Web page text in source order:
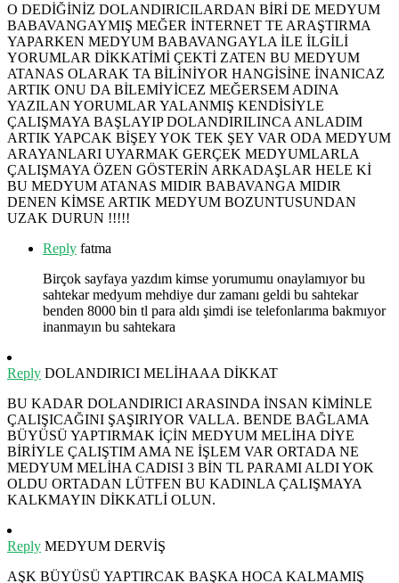
O DEDİĞİNİZ DOLANDIRICILARDAN BİRİ DE MEDYUM
BABAVANGAYMIŞ MEĞER İNTERNET TE ARAŞTIRMA
YAPARKEN MEDYUM BABAVANGAYLA İLE İLGİLİ
YORUMLAR DİKKATİMİ ÇEKTİ ZATEN BU MEDYUM
ATANAS OLARAK TA BİLİNİYOR HANGİSİNE İNANICAZ
ARTIK ONU DA BİLEMİYİCEZ MEĞERSEM ADINA
YAZILAN YORUMLAR YALANMIŞ KENDİSİYLE
ÇALIŞMAYA BAŞLAYIP DOLANDIRILINCA ANLADIM
ARTIK YAPCAK BİŞEY YOK TEK ŞEY VAR ODA MEDYUM
ARAYANLARI UYARMAK GERÇEK MEDYUMLARLA
ÇALIŞMAYA ÖZEN GÖSTERİN ARKADAŞLAR HELE Kİ
BU MEDYUM ATANAS MIDIR BABAVANGA MIDIR
DENEN KİMSE ARTIK MEDYUM BOZUNTUSUNDAN
UZAK DURUN !!!!!
Reply fatma
Birçok sayfaya yazdım kimse yorumumu onaylamıyor bu
sahtekar medyum mehdiye dur zamanı geldi bu sahtekar
benden 8000 bin tl para aldı şimdi ise telefonlarıma bakmıyor
inanmayın bu sahtekara
Reply DOLANDIRICI MELİHAAA DİKKAT
BU KADAR DOLANDIRICI ARASINDA İNSAN KİMİNLE
ÇALIŞICAĞINI ŞAŞIRIYOR VALLA. BENDE BAĞLAMA
BÜYÜSÜ YAPTIRMAK İÇİN MEDYUM MELİHA DİYE
BİRİYLE ÇALIŞTIM AMA NE İŞLEM VAR ORTADA NE
MEDYUM MELİHA CADISI 3 BİN TL PARAMI ALDI YOK
OLDU ORTADAN LÜTFEN BU KADINLA ÇALIŞMAYA
KALKMAYIN DİKKATLİ OLUN.
Reply MEDYUM DERVİŞ
AŞK BÜYÜSÜ YAPTIRCAK BAŞKA HOCA KALMAMIŞ